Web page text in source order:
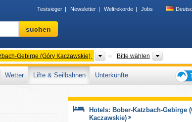
Testsieger Newsletter Weltrekorde Jobs
Skigebiet,
Region,
…
suchen
GebirgeGebirge (Góry Kaczawskie) Gebirgszüge
Bitte wählen
Wetter Lifte & Seilbahnen
Unterkünfte
für
den
Hotels: Bober-Katzbach-Gebirge
Kaczawskie)